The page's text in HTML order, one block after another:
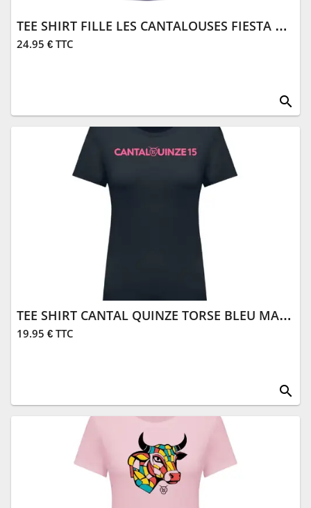
TEE SHIRT FILLE LES CANTALOUSES FIESTA VIOLET
24.95 € TTC
search
TEE SHIRT CANTAL QUINZE TORSE BLEU MARINE
19.95 € TTC
search